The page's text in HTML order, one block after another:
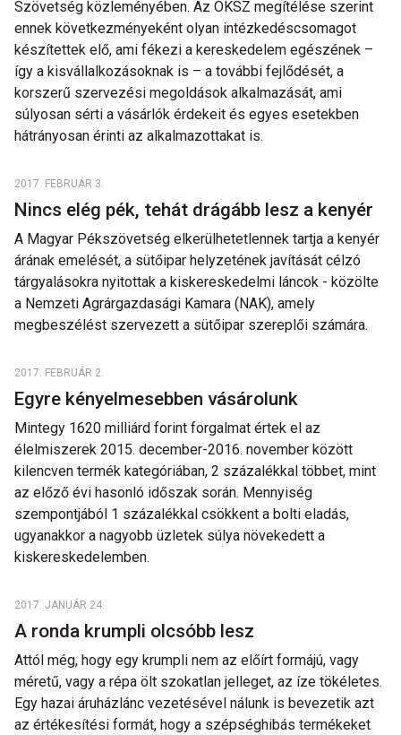
Szövetség közleményében. Az OKSZ megítélése szerint
ennek következményeként olyan intézkedéscsomagot
készítettek elő, ami fékezi a kereskedelem egészének –
így a kisvállalkozásoknak is – a további fejlődését, a
korszerű szervezési megoldások alkalmazását, ami
súlyosan sérti a vásárlók érdekeit és egyes esetekben
hátrányosan érinti az alkalmazottakat is.
2017. FEBRUÁR 3.
Nincs elég pék, tehát drágább lesz a kenyér
A Magyar Pékszövetség elkerülhetetlennek tartja a kenyér
árának emelését, a sütőipar helyzetének javítását célzó
tárgyalásokra nyitottak a kiskereskedelmi láncok - közölte
a Nemzeti Agrárgazdasági Kamara (NAK), amely
megbeszélést szervezett a sütőipar szereplői számára.
2017. FEBRUÁR 2.
Egyre kényelmesebben vásárolunk
Mintegy 1620 milliárd forint forgalmat értek el az
élelmiszerek 2015. december-2016. november között
kilencven termék kategóriában, 2 százalékkal többet, mint
az előző évi hasonló időszak során. Mennyiség
szempontjából 1 százalékkal csökkent a bolti eladás,
ugyanakkor a nagyobb üzletek súlya növekedett a
kiskereskedelemben.
2017. JANUÁR 24.
A ronda krumpli olcsóbb lesz
Attól még, hogy egy krumpli nem az előírt formájú, vagy
méretű, vagy a répa ölt szokatlan jelleget, az íze tökéletes.
Egy hazai áruházlánc vezetésével nálunk is bevezetik azt
az értékesítési formát, hogy a szépséghibás termékeket